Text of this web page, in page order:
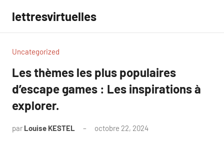
contenu
lettresvirtuelles
Uncategorized
Les thèmes les plus populaires
d’escape games : Les inspirations à
explorer.
par Louise KESTEL octobre 22, 2024